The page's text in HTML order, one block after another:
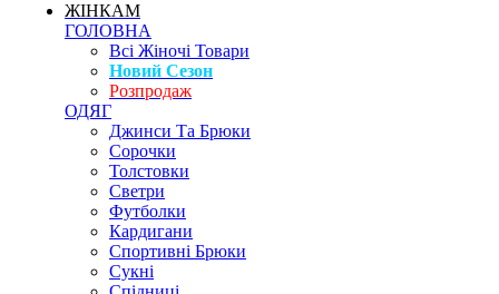
ЖІНКАМ
ГОЛОВНА
Всі Жіночі Товари
Новий Сезон
Розпродаж
ОДЯГ
Джинси Та Брюки
Сорочки
Толстовки
Светри
Футболки
Кардигани
Спортивні Брюки
Сукні